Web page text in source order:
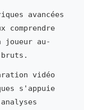
avancées
comprendre
au-
vidéo
s'appuie